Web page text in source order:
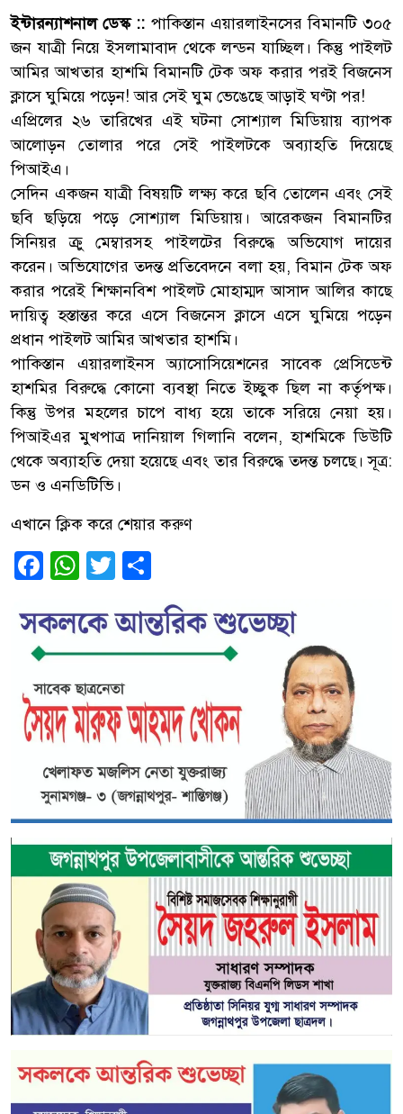
ইন্টারন্যাশনাল ডেস্ক :: পাকিস্তান এয়ারলাইনসের বিমানটি ৩০৫
জন যাত্রী নিয়ে ইসলামাবাদ থেকে লন্ডন যাচ্ছিল। কিন্তু পাইলট
আমির আখতার হাশমি বিমানটি টেক অফ করার পরই বিজনেস
ক্লাসে ঘুমিয়ে পড়েন! আর সেই ঘুম ভেঙেছে আড়াই ঘণ্টা পর!
এপ্রিলের ২৬ তারিখের এই ঘটনা সোশ্যাল মিডিয়ায় ব্যাপক
আলোড়ন তোলার পরে সেই পাইলটকে অব্যাহতি দিয়েছে
পিআইএ।
সেদিন একজন যাত্রী বিষয়টি লক্ষ্য করে ছবি তোলেন এবং সেই
ছবি ছড়িয়ে পড়ে সোশ্যাল মিডিয়ায়। আরেকজন বিমানটির
সিনিয়র ক্রু মেম্বারসহ পাইলটের বিরুদ্ধে অভিযোগ দায়ের
করেন। অভিযোগের তদন্ত প্রতিবেদনে বলা হয়, বিমান টেক অফ
করার পরেই শিক্ষানবিশ পাইলট মোহাম্মদ আসাদ আলির কাছে
দায়িত্ব হস্তান্তর করে এসে বিজনেস ক্লাসে এসে ঘুমিয়ে পড়েন
প্রধান পাইলট আমির আখতার হাশমি।
পাকিস্তান এয়ারলাইনস অ্যাসোসিয়েশনের সাবেক প্রেসিডেন্ট
হাশমির বিরুদ্ধে কোনো ব্যবস্থা নিতে ইচ্ছুক ছিল না কর্তৃপক্ষ।
কিন্তু উপর মহলের চাপে বাধ্য হয়ে তাকে সরিয়ে নেয়া হয়।
পিআইএর মুখপাত্র দানিয়াল গিলানি বলেন, হাশমিকে ডিউটি
থেকে অব্যাহতি দেয়া হয়েছে এবং তার বিরুদ্ধে তদন্ত চলছে। সূত্র:
ডন ও এনডিটিভি।
এখানে ক্লিক করে শেয়ার করুণ
Facebook
WhatsApp
Twitter